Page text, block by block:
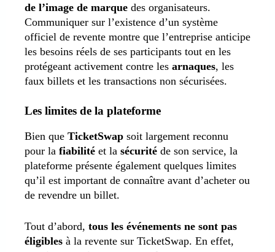
de l’image de marque des organisateurs.
Communiquer sur l’existence d’un système
officiel de revente montre que l’entreprise anticipe
les besoins réels de ses participants tout en les
protégeant activement contre les arnaques, les
faux billets et les transactions non sécurisées.
Les limites de la plateforme
Bien que TicketSwap soit largement reconnu
pour la fiabilité et la sécurité de son service, la
plateforme présente également quelques limites
qu’il est important de connaître avant d’acheter ou
de revendre un billet.
Tout d’abord, tous les événements ne sont pas
éligibles à la revente sur TicketSwap. En effet,